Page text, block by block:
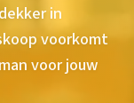
in
voorkomt
voor jouw